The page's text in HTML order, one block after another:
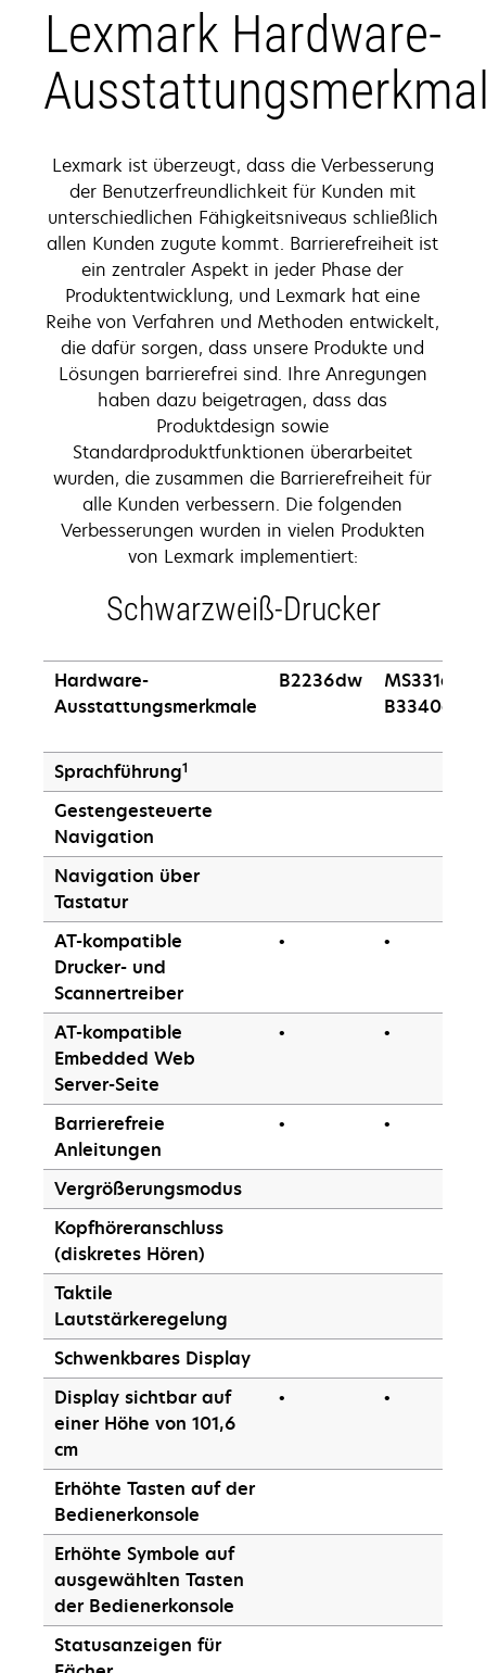
Lexmark Hardware-
Lexmark ist überzeugt, dass die Verbesserung
der Benutzerfreundlichkeit für Kunden mit
unterschiedlichen Fähigkeitsniveaus schließlich
allen Kunden zugute kommt. Barrierefreiheit ist
ein zentraler Aspekt in jeder Phase der
Produktentwicklung, und Lexmark hat eine
Reihe von Verfahren und Methoden entwickelt,
die dafür sorgen, dass unsere Produkte und
Lösungen barrierefrei sind. Ihre Anregungen
haben dazu beigetragen, dass das
Produktdesign sowie
Standardproduktfunktionen überarbeitet
wurden, die zusammen die Barrierefreiheit für
alle Kunden verbessern. Die folgenden
Verbesserungen wurden in vielen Produkten
von Lexmark implementiert:
Schwarzweiß-Drucker
Hardware-
Ausstattungsmerkmale
B2236dw
MS331dn,
B3340dn
Sprachführung1
Gestengesteuerte
Navigation
Navigation über
Tastatur
AT-kompatible
Drucker- und
Scannertreiber
• •
AT-kompatible
Embedded Web
Server-Seite
• •
Barrierefreie
Anleitungen
• •
Vergrößerungsmodus
Kopfhöreranschluss
(diskretes Hören)
Taktile
Lautstärkeregelung
Schwenkbares Display
Display sichtbar auf
einer Höhe von 101,6
cm
• •
Erhöhte Tasten auf der
Bedienerkonsole
Erhöhte Symbole auf
ausgewählten Tasten
der Bedienerkonsole
Statusanzeigen für